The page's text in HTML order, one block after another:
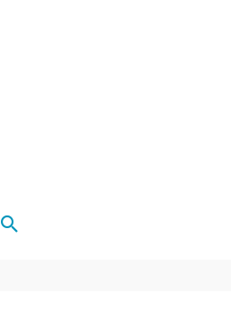
Rechercher